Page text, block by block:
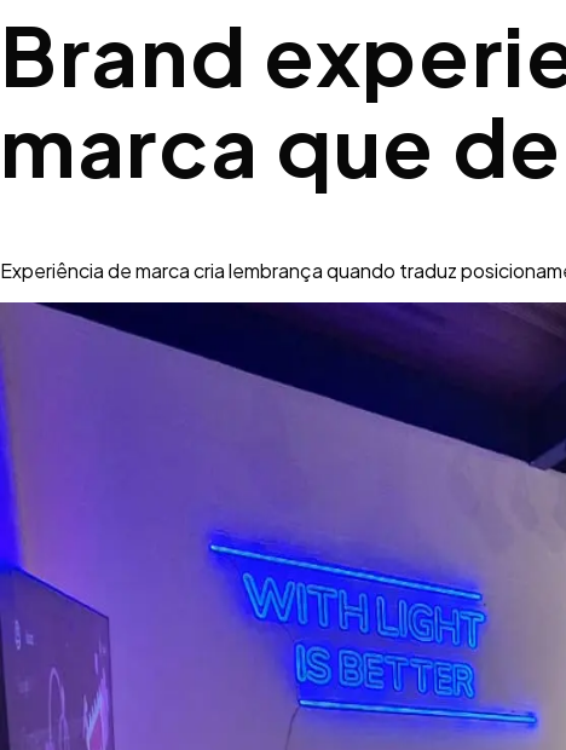
Brand
marca que
Experiência de marca cria lembrança quando traduz